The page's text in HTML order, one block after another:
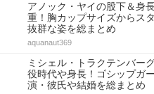
アノック・ヤイの股下＆身
重！胸カップサイズからス
抜群な姿を総まとめ
aquanaut369
ミシェル・トラクテンバー
役時代や身長！ゴシップガ
演・彼氏や結婚を総まとめ